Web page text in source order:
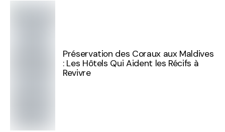
Préservation des Coraux aux Maldives
: Les Hôtels Qui Aident les Récifs à
Revivre